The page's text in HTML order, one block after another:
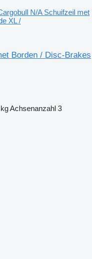
N/A Schuifzeil met
XL /
Borden / Disc-Brakes
Achsenanzahl 3